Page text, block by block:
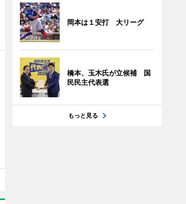
岡本は１安打 大リーグ
橋本、玉木氏が立候補 国
民民主代表選
もっと見る